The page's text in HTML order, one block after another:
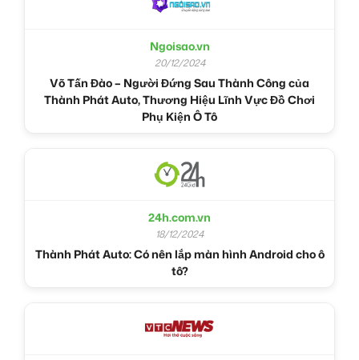
Ngoisao.vn
20/12/2024
Võ Tấn Đào – Người Đứng Sau Thành Công của
Thành Phát Auto, Thương Hiệu Lĩnh Vực Đồ Chơi
Phụ Kiện Ô Tô
24h.com.vn
18/12/2024
Thành Phát Auto: Có nên lắp màn hình Android cho ô
tô?